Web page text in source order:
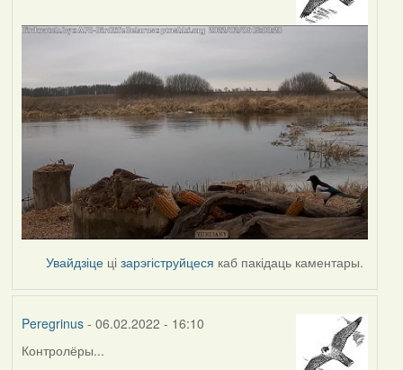
Увайдзіце цізарэгіструйцеся каб пакідаць каментары.
Peregrinus- 06.02.2022 - 16:10
Контролёры...